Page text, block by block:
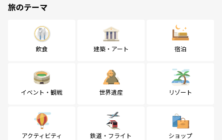
旅のテーマ
飲食 建築・アート 宿泊
イベント・観戦 世界遺産 リゾート
アクティビティ 鉄道・フライト ショップ